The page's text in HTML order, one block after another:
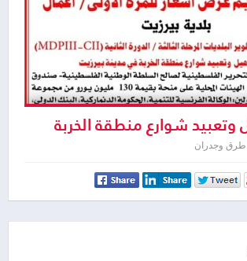
وتعبيد شوارع منطقة الخربة
طرق وجدران